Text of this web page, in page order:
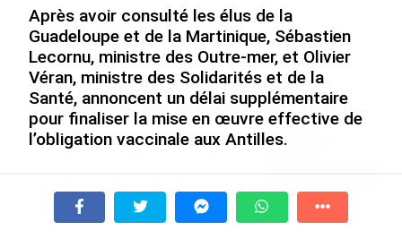
lieux d’Outre-mer : Nouméa,
une capitale construite par
le bagne, le nickel et le
Pacifique
le 08/08/2026
un engagement décisif dans
les Outre-mer
le 07/08/2026
De Messi à Trump : l’expérience
le 07/08/2026
À la une Tv Radio A Propos
Après avoir consulté les élus de la
Guadeloupe et de la Martinique, Sébastien
Lecornu, ministre des Outre-mer, et Olivier
Véran, ministre des Solidarités et de la
Santé, annoncent un délai supplémentaire
pour finaliser la mise en œuvre effective de
l’obligation vaccinale aux Antilles.
Dans un communiqué publié ce vendredi 26 novembre,
les deux Ministres ont indiqué que « si la loi de la